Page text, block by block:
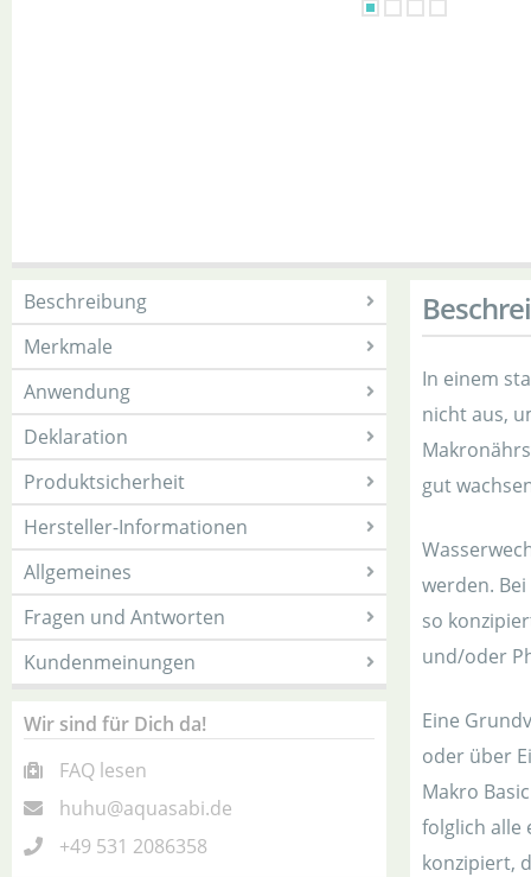
Beschreibung
Merkmale
Anwendung
Deklaration
Produktsicherheit
Hersteller-Informationen
Allgemeines
Fragen und Antworten
Kundenmeinungen
Wir sind für Dich da!
FAQ lesen
huhu@aquasabi.de
+49 531 2086358
In einem
nicht aus,
gut
werden.
so
und/oder
Eine
oder über
Makro
folglich alle
konzipiert,